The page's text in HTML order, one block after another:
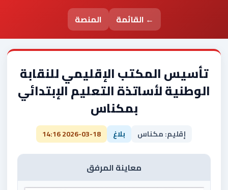
← القائمة المنصة
تأسيس المكتب الإقليمي للنقابة
الوطنية لأساتذة التعليم الإبتدائي
بمكناس
إقليم: مكناس بلاغ 2026-03-18 14:16
معاينة المرفق